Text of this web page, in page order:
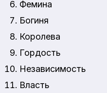
Фемина
Богиня
Королева
Гордость
Независимость
Власть